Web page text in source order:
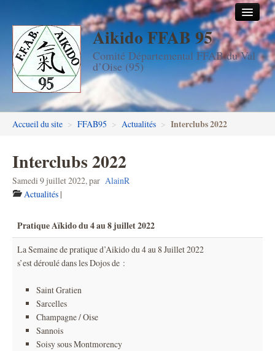
Aikido FFAB 95
Comité Départemental FFAB du Val
d’Oise (95)
Accueil
Les dojos
Stages
Les enseignants
Passage de grades DAN
Accueil du site > FFAB95 > Actualités > Interclubs 2022
Interclubs 2022
Samedi 9 juillet 2022,par AlainR
Actualités |
Pratique Aïkido du 4 au 8 juillet 2022
La Semaine de pratique d’Aikido du 4 au 8 Juillet 2022
s’est déroulé dans les Dojos de :
Saint Gratien
Sarcelles
Champagne / Oise
Sannois
Soisy sous Montmorency